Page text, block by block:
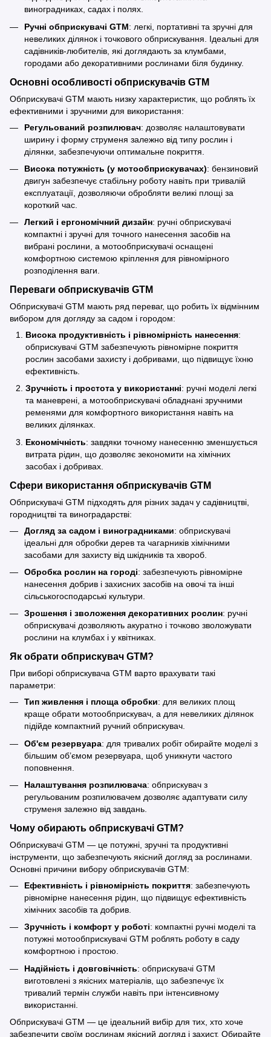
виноградниках, садах і полях.
Ручні обприскувачі GTM: легкі, портативні та зручні для
невеликих ділянок і точкового обприскування. Ідеальні для
садівників-любителів, які доглядають за клумбами,
городами або декоративними рослинами біля будинку.
Основні особливості обприскувачів GTM
Обприскувачі GTM мають низку характеристик, що роблять їх
ефективними і зручними для використання:
Регульований розпилювач: дозволяє налаштовувати
ширину і форму струменя залежно від типу рослин і
ділянки, забезпечуючи оптимальне покриття.
Висока потужність (у мотообприскувачах): бензиновий
двигун забезпечує стабільну роботу навіть при тривалій
експлуатації, дозволяючи обробляти великі площі за
короткий час.
Легкий і ергономічний дизайн: ручні обприскувачі
компактні і зручні для точного нанесення засобів на
вибрані рослини, а мотообприскувачі оснащені
комфортною системою кріплення для рівномірного
розподілення ваги.
Переваги обприскувачів GTM
Обприскувачі GTM мають ряд переваг, що робить їх відмінним
вибором для догляду за садом і городом:
Висока продуктивність і рівномірність нанесення:
обприскувачі GTM забезпечують рівномірне покриття
рослин засобами захисту і добривами, що підвищує їхню
ефективність.
Зручність і простота у використанні: ручні моделі легкі
та маневрені, а мотообприскувачі обладнані зручними
ременями для комфортного використання навіть на
великих ділянках.
Економічність: завдяки точному нанесенню зменшується
витрата рідин, що дозволяє зекономити на хімічних
засобах і добривах.
Сфери використання обприскувачів GTM
Обприскувачі GTM підходять для різних задач у садівництві,
городництві та виноградарстві:
Догляд за садом і виноградниками: обприскувачі
ідеальні для обробки дерев та чагарників хімічними
засобами для захисту від шкідників та хвороб.
Обробка рослин на городі: забезпечують рівномірне
нанесення добрив і захисних засобів на овочі та інші
сільськогосподарські культури.
Зрошення і зволоження декоративних рослин: ручні
обприскувачі дозволяють акуратно і точково зволожувати
рослини на клумбах і у квітниках.
Як обрати обприскувач GTM?
При виборі обприскувача GTM варто врахувати такі
параметри:
Тип живлення і площа обробки: для великих площ
краще обрати мотообприскувач, а для невеликих ділянок
підійде компактний ручний обприскувач.
Об'єм резервуара: для тривалих робіт обирайте моделі з
більшим об’ємом резервуара, щоб уникнути частого
поповнення.
Налаштування розпилювача: обприскувач з
регульованим розпилювачем дозволяє адаптувати силу
струменя залежно від завдань.
Чому обирають обприскувачі GTM?
Обприскувачі GTM — це потужні, зручні та продуктивні
інструменти, що забезпечують якісний догляд за рослинами.
Основні причини вибору обприскувачів GTM:
Ефективність і рівномірність покриття: забезпечують
рівномірне нанесення рідин, що підвищує ефективність
хімічних засобів та добрив.
Зручність і комфорт у роботі: компактні ручні моделі та
потужні мотообприскувачі GTM роблять роботу в саду
комфортною і простою.
Надійність і довговічність: обприскувачі GTM
виготовлені з якісних матеріалів, що забезпечує їх
тривалий термін служби навіть при інтенсивному
використанні.
Обприскувачі GTM — це ідеальний вибір для тих, хто хоче
забезпечити своїм рослинам якісний догляд і захист. Обирайте